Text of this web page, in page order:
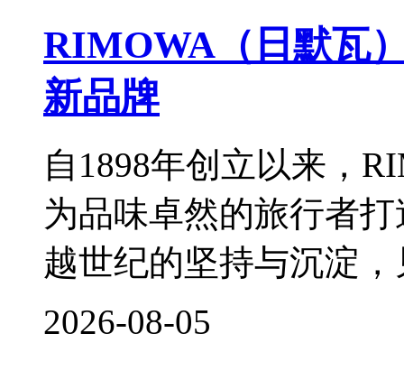
RIMOWA（日默瓦
新品牌
自1898年创立以来，
为品味卓然的旅行者
越世纪的坚持与沉淀
2026-08-05